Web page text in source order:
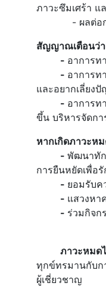
ภาวะซึมเศร้า แ
- ผลต่อการท
สัญญาณเตือนว่า
- อาการท
- อาการท
และอยากเลี่ยง
- อาการท
ขึ้น บริหารจัดกา
หากเกิดภาวะห
- พัฒนาทัก
การยืนหยัดเพื่อ
- ยอมรับค
- แสวงหา
- ร่วมกิจก
ภาวะหมดไฟ
ทุกข์ทรมานกับก
ผู้เชี่ยวชาญ